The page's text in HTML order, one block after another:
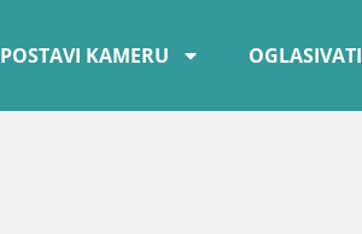
POSTAVI KAMERU OGLASIVATI